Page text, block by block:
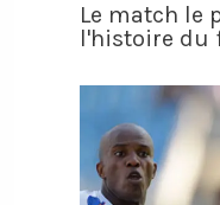
Le match le
l'histoire du